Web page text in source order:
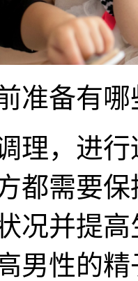
备有哪
，进行
都需要
况并提
男性的